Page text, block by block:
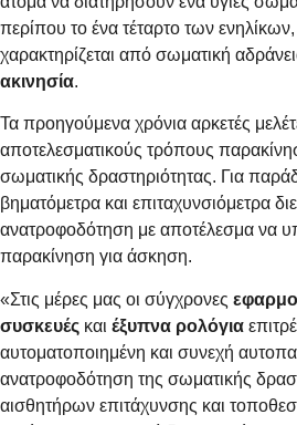
περίπου το ένα τέταρτο των
χαρακτηρίζεται από σωματική
ακινησία.
Τα προηγούμενα χρόνια αρκετές
αποτελεσματικούς τρόπους
σωματικής δραστηριότητας. Για
βηματόμετρα και επιταχυνσιόμετρα
ανατροφοδότηση με αποτέλεσμα να
παρακίνηση για άσκηση.
«Στις μέρες μας οι σύγχρονες
συσκευές και έξυπνα ρολόγια
αυτοματοποιημένη και συνεχή
ανατροφοδότηση της σωματικής
αισθητήρων επιτάχυνσης και